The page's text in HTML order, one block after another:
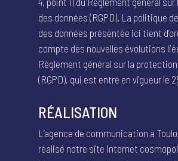
des données (RGPD). La politique
des données présentée ici tient
compte des nouvelles évolutions
Règlement général sur la
(RGPD), qui est entré en vigueur le
RÉALISATION
L’agence de communication à
réalisé notre site internet